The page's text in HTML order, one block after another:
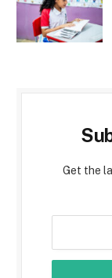
Get the